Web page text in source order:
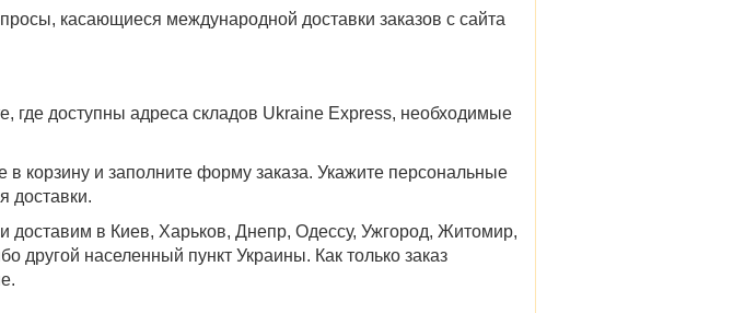
касающиеся международной доставки заказов с сайта
где доступны адреса складов Ukraine Express, необходимые
корзину и заполните форму заказа. Укажите персональные
доставки.
доставим в Киев, Харьков, Днепр, Одессу, Ужгород, Житомир,
другой населенный пункт Украины. Как только заказ